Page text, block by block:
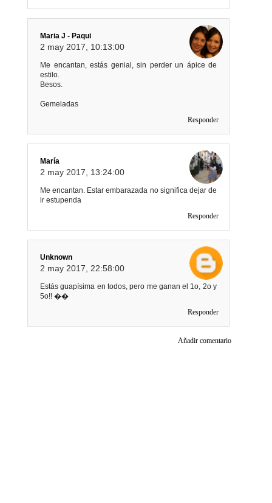
Maria J - Paqui
2 may 2017, 10:13:00
Me encantan, estás genial, sin perder un ápice de
estilo.
Besos.
Gemeladas
Responder
María
2 may 2017, 13:24:00
Me encantan. Estar embarazada no significa dejar de
ir estupenda
Responder
Unknown
2 may 2017, 22:58:00
Estás guapísima en todos, pero me ganan el 1o, 2o y
5o!! ��
Responder
Añadir comentario